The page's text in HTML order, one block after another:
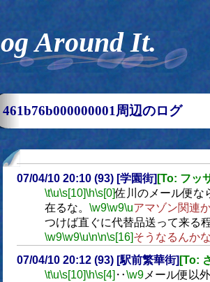
Log Around It.
461b76b000000001周辺のログ
07/04/10 20:10 (93) [学園街] [To: フッ
\t\u\s[10]\h\s[0]佐川のメール便な
在るな。 \w9\w9\uアマゾン関連か
つけば直ぐに代替品送って来る
\w9\w9\u\n\n\s[16]そうなるんか
07/04/10 20:12 (93) [駅前繁華街] [To:
\t\u\s[10]\h\s[4] ‥\w9メール便以